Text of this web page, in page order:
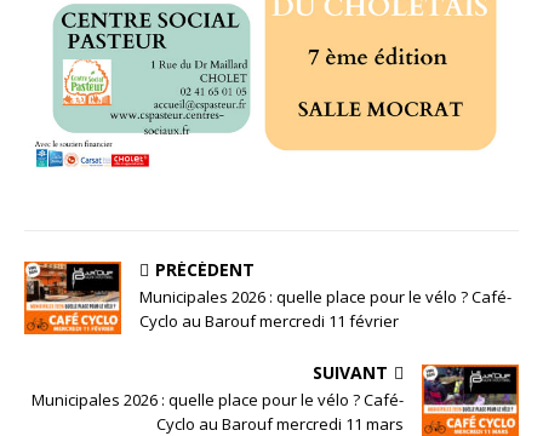
PRÉCÉDENT
Municipales 2026 : quelle place pour le vélo ? Café-
Cyclo au Barouf mercredi 11 février
SUIVANT
Municipales 2026 : quelle place pour le vélo ? Café-
Cyclo au Barouf mercredi 11 mars